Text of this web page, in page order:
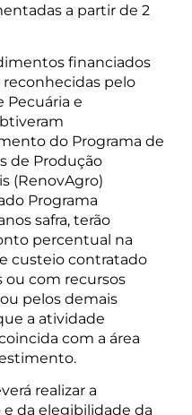
a partir de 2
financiados
pelo
Pecuária e
do Programa de
de Produção
(RenovAgro)
Programa
safra, terão
percentual na
custeio contratado
ou com recursos
pelos demais
a atividade
com a área
realizar a
da elegibilidade da